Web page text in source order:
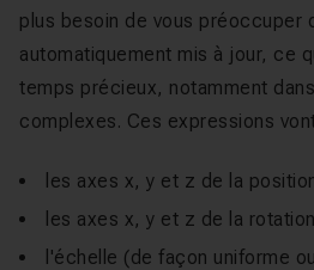
plus besoin de vous préoccuper
automatiquement mis à jour, ce
temps précieux, notamment
complexes. Ces expressions
les axes x, y et z de la
les axes x, y et z de la rotation
l'échelle (de façon uniforme